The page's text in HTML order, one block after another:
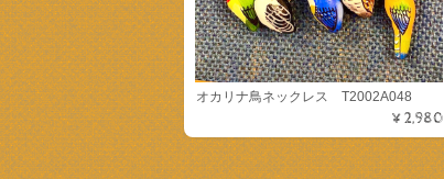
オカリナ鳥ネックレス T2002A048
¥2,980